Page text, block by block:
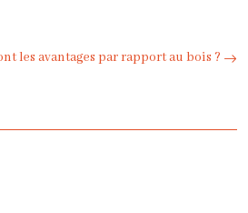
les avantages par rapport au bois ?